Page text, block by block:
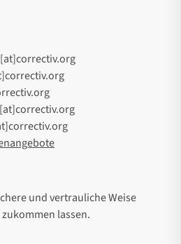
und vertrauliche Weise
lassen.